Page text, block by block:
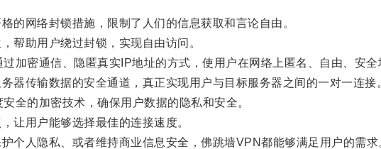
网络封锁措施，限制了人们的信息获取和言论自由。
助用户绕过封锁，实现自由访问。
密通信、隐匿真实IP地址的方式，使用户在网络上匿名、自由、安全
传输数据的安全通道，真正实现用户与目标服务器之间的一对一连接
的加密技术，确保用户数据的隐私和安全。
用户能够选择最佳的连接速度。
人隐私、或者维持商业信息安全，佛跳墙VPN都能够满足用户的需求